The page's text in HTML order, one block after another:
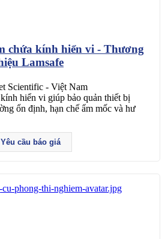
chứa kính hiển vi - Thương
Lamsafe
Scientific - Việt Nam
hiển vi giúp bảo quản thiết bị
ổn định, hạn chế ẩm mốc và hư
Yêu cầu báo giá